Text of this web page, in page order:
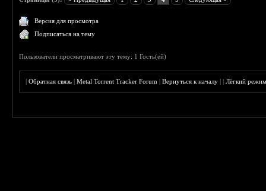
Версия для просмотра
Подписаться на тему
Пользователи просматривают эту тему: 1 Гость(ей)
|Обратная связь |Metal Torrent Tracker Forum |Вернуться к началу ||Лёгкий